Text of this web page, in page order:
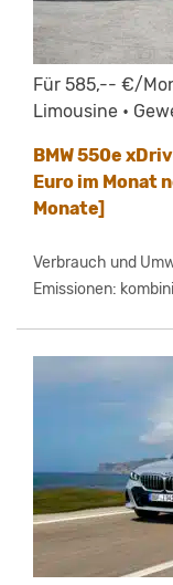
Für 585,-- €/
Limousine •
BMW 550e
Euro im Monat
Monate]
Verbrauch und
Emissionen: